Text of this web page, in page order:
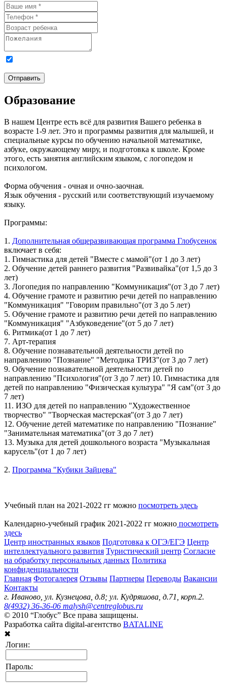
Отправить
Образование
В нашем Центре есть всё для развития Вашего ребенка в
возрасте 1-9 лет. Это и программы развития для малышей, и
специальные курсы по обучению начальной математике,
азбуке, окружающему миру, и подготовка к школе. Кроме
этого, есть занятия английским языком, с логопедом и
психологом.
Форма обучения - очная и очно-заочная.
Язык обучения - русский или соответствующий изучаемому
языку.
Программы:
1. Дополнительная общеразвивающая программа Глобусенок
включает в себя:
1. Гимнастика для детей "Вместе с мамой"(от 1 до 3 лет)
2. Обучение детей раннего развития "Развивайка"(от 1,5 до 3
лет)
3. Логопедия по направлению "Коммуникация"(от 3 до 7 лет)
4. Обучение грамоте и развитию речи детей по направлению
"Коммуникация" "Говорим правильно"(от 3 до 5 лет)
5. Обучение грамоте и развитию речи детей по направлению
"Коммуникация" "Азбуковедение"(от 5 до 7 лет)
6. Ритмика(от 1 до 7 лет)
7. Арт-терапия
8. Обучение познавательной деятельности детей по
направлению "Познание" "Методика ТРИЗ"(от 3 до 7 лет)
9. Обучение познавательной деятельности детей по
направлению "Психология"(от 3 до 7 лет) 10. Гимнастика для
детей по направлению "Физическая культура" "Я сам"(от 3 до
7 лет)
11. ИЗО для детей по направлению "Художественное
творчество" "Творческая мастерская"(от 3 до 7 лет)
12. Обучение детей математике по направлению "Познание"
"Занимательная математика"(от 3 до 7 лет)
13. Музыка для детей дошкольного возраста "Музыкальная
карусель"(от 1 до 7 лет)
2. Программа "Кубики Зайцева"
Учебный план на 2021-2022 гг можно посмотреть здесь
Календарно-учебный график 2021-2022 гг можно посмотреть
здесь
Центр иностранных языков Подготовка к ОГЭ/ЕГЭ Центр
интеллектуального развития Туристический центр Согласие
на обработку персональных данных Политика
конфиденциальности
Главная Фотогалерея Отзывы Партнеры Переводы Вакансии
Контакты
г. Иваново, ул. Кузнецова, д.8; ул. Кудряшова, д.71, корп.2.
8(4932) 36-36-06 malysh@centreglobus.ru
© 2010 “Глобус” Все права защищены.
Разработка сайта digital-агентство BATALINE
✖
Логин:
Пароль: